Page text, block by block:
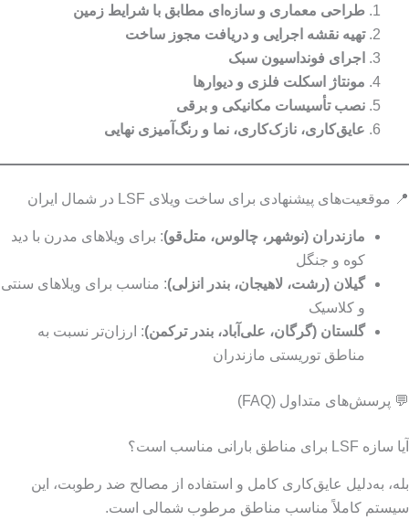
طراحی معماری و سازه‌ای مطابق با شرایط زمین
تهیه نقشه اجرایی و دریافت مجوز ساخت
اجرای فونداسیون سبک
مونتاژ اسکلت فلزی و دیوارها
نصب تأسیسات مکانیکی و برقی
عایق‌کاری، نازک‌کاری، نما و رنگ‌آمیزی نهایی
📍 موقعیت‌های پیشنهادی برای ساخت ویلای LSF در شمال ایران
مازندران (نوشهر، چالوس، متل‌قو): برای ویلاهای مدرن با دید
کوه و جنگل
گیلان (رشت، لاهیجان، بندر انزلی): مناسب برای ویلاهای سنتی
و کلاسیک
گلستان (گرگان، علی‌آباد، بندر ترکمن): ارزان‌تر نسبت به
مناطق توریستی مازندران
💬 پرسش‌های متداول (FAQ)
آیا سازه LSF برای مناطق بارانی مناسب است؟
بله، به‌دلیل عایق‌کاری کامل و استفاده از مصالح ضد رطوبت، این
سیستم کاملاً مناسب مناطق مرطوب شمالی است.